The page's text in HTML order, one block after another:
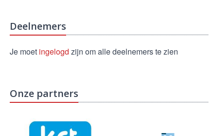
Deelnemers
Je moet ingelogd zijn om alle deelnemers te zien
Onze partners